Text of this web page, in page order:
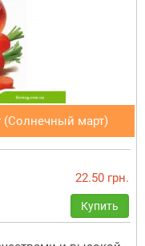
(Солнечный март)
22.50 грн.
Купить